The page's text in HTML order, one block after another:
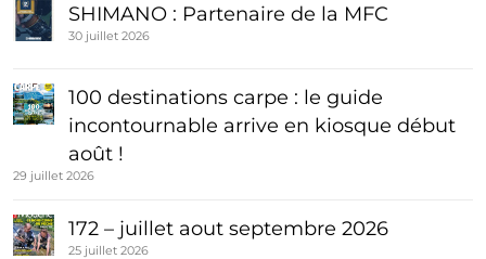
SHIMANO : Partenaire de la MFC
30 juillet 2026
100 destinations carpe : le guide
incontournable arrive en kiosque début
août !
29 juillet 2026
172 – juillet aout septembre 2026
25 juillet 2026